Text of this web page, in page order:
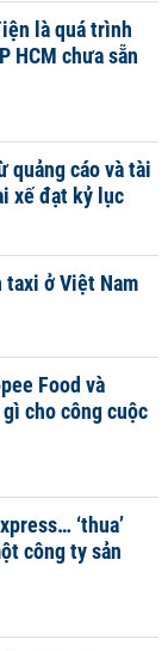
là quá trình
HCM chưa sẵn
quảng cáo và tài
xế đạt kỷ lục
taxi ở Việt Nam
Food và
cho công cuộc
‘thua’
công ty sản